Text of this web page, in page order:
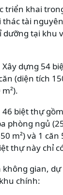
triển khai
thác tài
tại khu
Xây dựng 54
(diện tích
46 biệt thự
phòng ngủ
m²) và 1
thự này chỉ
không gian,
chính: